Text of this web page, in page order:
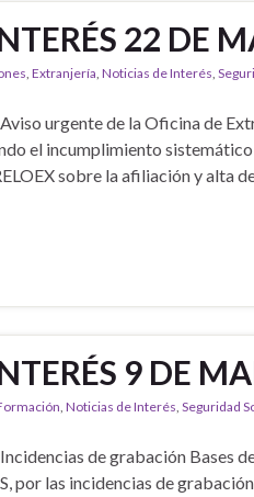
22 DE
, Extranjería, Noticias de Interés,
urgente de la Oficina de
el incumplimiento
sobre la afiliación y alta
9 DE
, Noticias de Interés, Seguridad
de grabación Bases
por las incidencias de